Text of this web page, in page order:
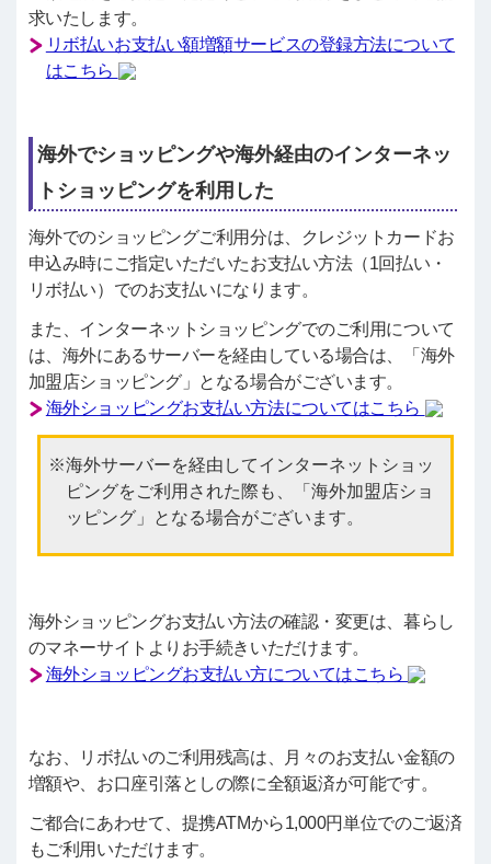
求いたします。
リボ払いお支払い額増額サービスの登録方法について
はこちら
海外でショッピングや海外経由のインターネッ
トショッピングを利用した
海外でのショッピングご利用分は、クレジットカードお
申込み時にご指定いただいたお支払い方法（1回払い・
リボ払い）でのお支払いになります。
また、インターネットショッピングでのご利用について
は、海外にあるサーバーを経由している場合は、「海外
加盟店ショッピング」となる場合がございます。
海外ショッピングお支払い方法についてはこちら
海外サーバーを経由してインターネットショッ
ピングをご利用された際も、「海外加盟店ショ
ッピング」となる場合がございます。
海外ショッピングお支払い方法の確認・変更は、暮らし
のマネーサイトよりお手続きいただけます。
海外ショッピングお支払い方についてはこちら
なお、リボ払いのご利用残高は、月々のお支払い金額の
増額や、お口座引落としの際に全額返済が可能です。
ご都合にあわせて、提携ATMから1,000円単位でのご返済
もご利用いただけます。